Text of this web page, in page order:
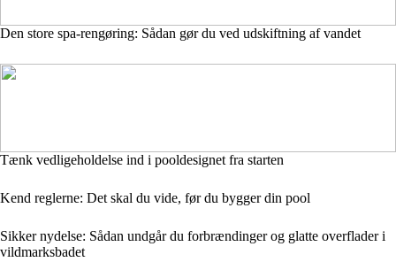
Den store spa-rengøring: Sådan gør du ved udskiftning af vandet
Tænk vedligeholdelse ind i pooldesignet fra starten
Kend reglerne: Det skal du vide, før du bygger din pool
Sikker nydelse: Sådan undgår du forbrændinger og glatte overflader i
vildmarksbadet